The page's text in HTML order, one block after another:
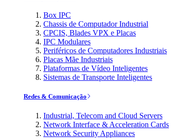
Box IPC
Chassis de Computador Industrial
CPCIS, Blades VPX e Placas
IPC Modulares
Periféricos de Computadores Industriais
Placas Mãe Industriais
Plataformas de Vídeo Inteligentes
Sistemas de Transporte Inteligentes
Redes & Comunicação
Industrial, Telecom and Cloud Servers
Network Interface & Acceleration Cards
Network Security Appliances